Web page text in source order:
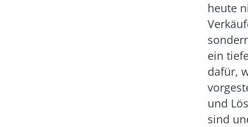
heute
ein
dafür,
und
sind